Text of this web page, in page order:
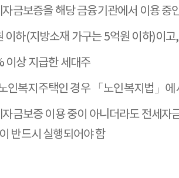
금보증을 해당 금융기관에서 이용 중
이하(지방소재 가구는 5억원 이하)이
이상 지급한 세대주
인복지주택인 경우 「노인복지법」에
금보증 이용 중이 아니더라도 전세
반드시 실행되어야 함